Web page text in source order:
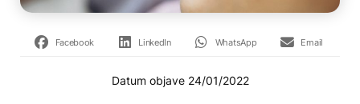
Facebook LinkedIn WhatsApp Email
Datum objave 24/01/2022